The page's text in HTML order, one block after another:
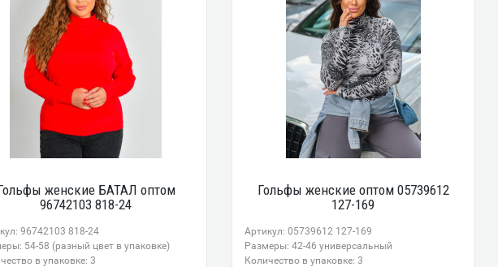
женские БАТАЛ оптом
96742103 818-24
96742103 818-24
54-58 (разный цвет в упаковке)
в упаковке: 3
Гольфы женские оптом 05739612
127-169
Артикул: 05739612 127-169
Размеры: 42-46 универсальный
Количество в упаковке: 3